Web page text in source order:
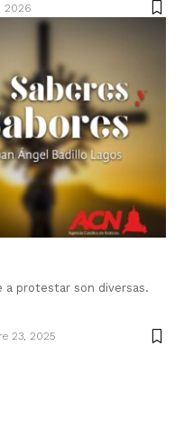
2026
a protestar son diversas.
23, 2025